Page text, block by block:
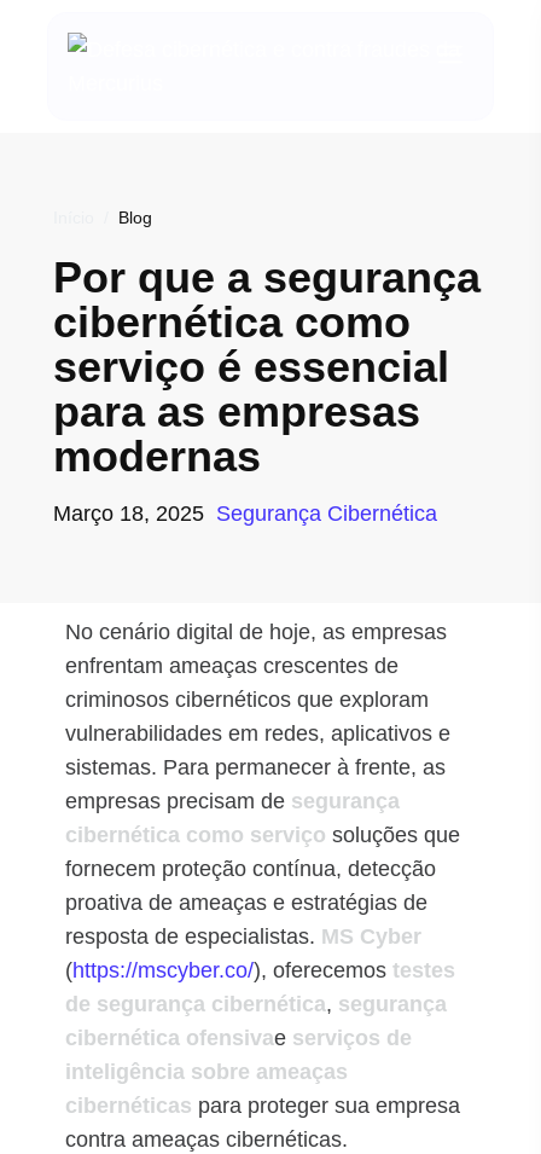
Blog
Por que a segurança
cibernética como
serviço é essencial
para as empresas
modernas
Março 18, 2025 Segurança Cibernética
No cenário digital de hoje, as empresas
enfrentam ameaças crescentes de
criminosos cibernéticos que exploram
vulnerabilidades em redes, aplicativos e
sistemas. Para permanecer à frente, as
empresas precisam de segurança
cibernética como serviço soluções que
fornecem proteção contínua, detecção
proativa de ameaças e estratégias de
resposta de especialistas. MS Cyber
(https://mscyber.co/), oferecemos testes
de segurança cibernética, segurança
cibernética ofensivae serviços de
inteligência sobre ameaças
cibernéticas para proteger sua empresa
contra ameaças cibernéticas.